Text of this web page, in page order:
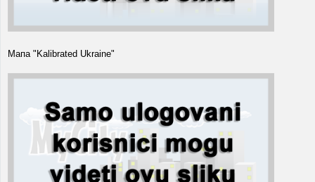
Мапа "Kalibrated Ukraine"